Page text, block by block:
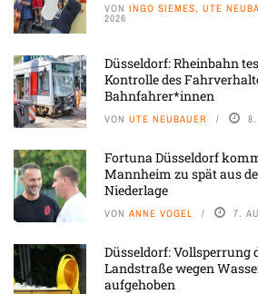
VON INGO SIEMES, UTE
2026
Düsseldorf: Rheinbahn
Kontrolle des
Bahnfahrer*innen
VON UTE NEUBAUER
Fortuna Düsseldorf
Mannheim zu spät aus
Niederlage
VON ANNE VOGEL 7.
Düsseldorf: Vollsperrung
Landstraße wegen
aufgehoben